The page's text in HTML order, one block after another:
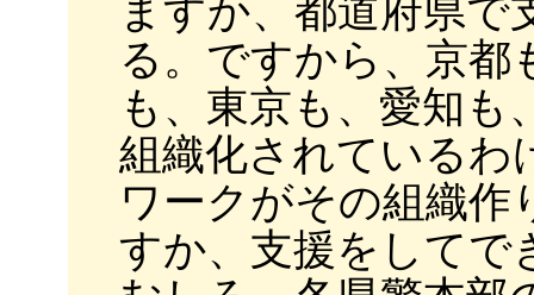
ますか、都道府県で
る。ですから、京
も、東京も、愛知も
組織化されているわ
ワークがその組織作
すか、支援をしてで